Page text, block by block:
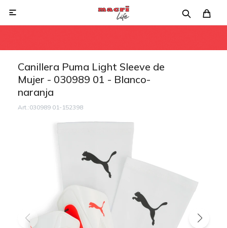

Canillera Puma Light Sleeve de
Mujer - 030989 01 - Blanco-
naranja
030989 01-152398